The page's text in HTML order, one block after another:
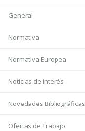
General
Normativa
Normativa Europea
Noticias de interés
Novedades Bibliográficas
Ofertas de Trabajo